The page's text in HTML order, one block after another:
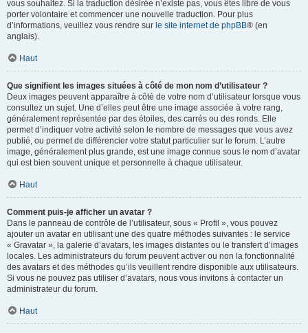
vous souhaitez. Si la traduction désirée n’existe pas, vous êtes libre de vous
porter volontaire et commencer une nouvelle traduction. Pour plus
d’informations, veuillez vous rendre sur le site internet de phpBB® (en
anglais).
Haut
Que signifient les images situées à côté de mon nom d’utilisateur ?
Deux images peuvent apparaître à côté de votre nom d’utilisateur lorsque vous
consultez un sujet. Une d’elles peut être une image associée à votre rang,
généralement représentée par des étoiles, des carrés ou des ronds. Elle
permet d’indiquer votre activité selon le nombre de messages que vous avez
publié, ou permet de différencier votre statut particulier sur le forum. L’autre
image, généralement plus grande, est une image connue sous le nom d’avatar
qui est bien souvent unique et personnelle à chaque utilisateur.
Haut
Comment puis-je afficher un avatar ?
Dans le panneau de contrôle de l’utilisateur, sous « Profil », vous pouvez
ajouter un avatar en utilisant une des quatre méthodes suivantes : le service
« Gravatar », la galerie d’avatars, les images distantes ou le transfert d’images
locales. Les administrateurs du forum peuvent activer ou non la fonctionnalité
des avatars et des méthodes qu’ils veuillent rendre disponible aux utilisateurs.
Si vous ne pouvez pas utiliser d’avatars, nous vous invitons à contacter un
administrateur du forum.
Haut